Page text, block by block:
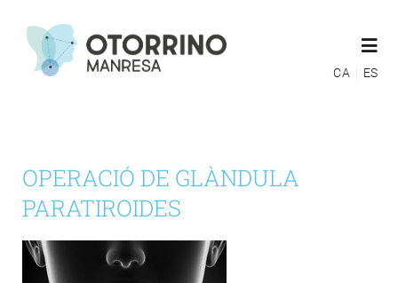
content
EQUIP MÈDIC
CA ES
OPERACIÓ DE GLÀNDULA
PARATIROIDES